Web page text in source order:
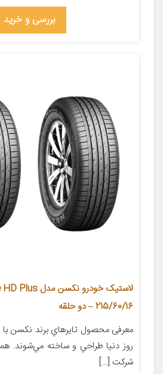
بررسی و خرید
215/60/16 – دو حلقه
معرفی محصول تايرهاي برند نکسن با
روز دنيا طراحي و ساخته مي‌شوند.
شرکت […]